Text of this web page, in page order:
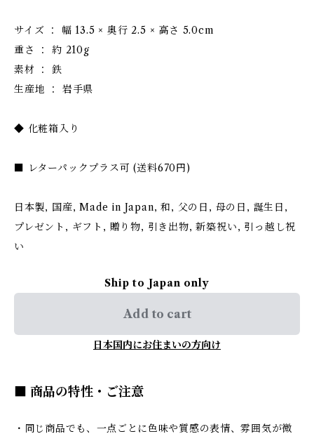
サイズ ： 幅 13.5 × 奥行 2.5 × 高さ 5.0cm
重さ ： 約 210g
素材 ： 鉄
生産地 ： 岩手県
◆ 化粧箱入り
■ レターパックプラス可 (送料670円)
日本製, 国産, Made in Japan, 和, 父の日, 母の日, 誕生日,
プレゼント, ギフト, 贈り物, 引き出物, 新築祝い, 引っ越し祝
い
Ship to Japan only
Add to cart
日本国内にお住まいの方向け
■ 商品の特性・ご注意
・同じ商品でも、一点ごとに色味や質感の表情、雰囲気が微